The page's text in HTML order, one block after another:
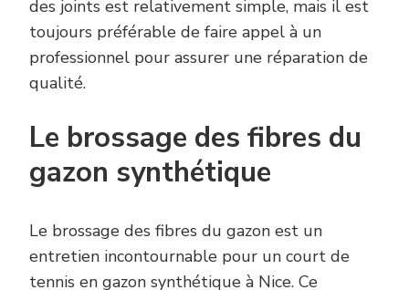
des joints est relativement simple, mais il est
toujours préférable de faire appel à un
professionnel pour assurer une réparation de
qualité.
Le brossage des fibres du
gazon synthétique
Le brossage des fibres du gazon est un
entretien incontournable pour un court de
tennis en gazon synthétique à Nice. Ce